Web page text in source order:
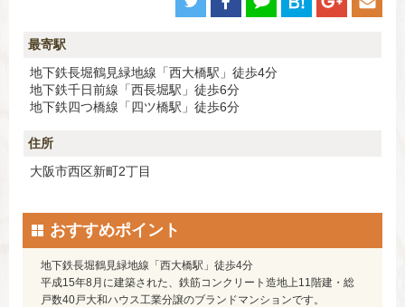
最寄駅
地下鉄長堀鶴見緑地線「西大橋駅」徒歩4分
地下鉄千日前線「西長堀駅」徒歩6分
地下鉄四つ橋線「四ツ橋駅」徒歩6分
住所
大阪市西区新町2丁目
おすすめポイント
地下鉄長堀鶴見緑地線「西大橋駅」徒歩4分
平成15年8月に建築された、鉄筋コンクリート造地上11階建・総
戸数40戸大和ハウス工業分譲のブランドマンションです。